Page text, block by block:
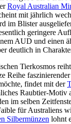
Royal Australian
mit jährlich
im Blister
geringere
AUD und einen
deutlich in
Tierkosmos
Reihe
findet mit der
Raubtier-Motiv
im selben
für Australiens
Silbermünzen lohnt